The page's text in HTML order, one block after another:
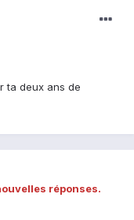
ta deux ans de
réponses.